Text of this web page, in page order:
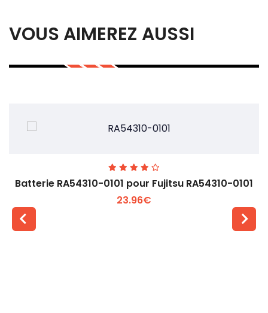
VOUS AIMEREZ AUSSI
Batterie RA54310-0101 pour Fujitsu RA54310-0101
23.96€